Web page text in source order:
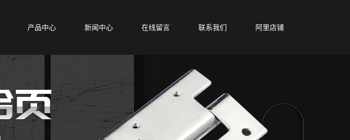
产品中心 新闻中心 在线留言 联系我们 阿里店铺